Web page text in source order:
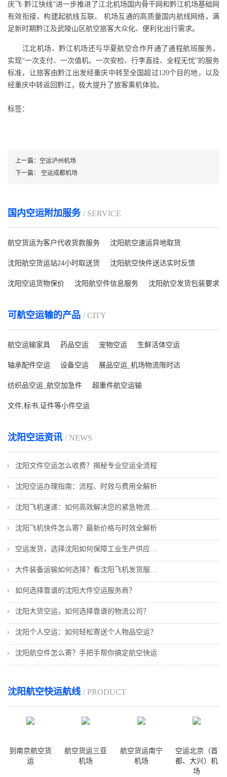
庆飞·黔江快线”进一步推进了江北机场国内骨干网和黔江机场基础网
有效衔接，构建起航线互联、 机场互通的高质量国内航线网络，满
足新时期黔江及武陵山区航空旅客大众化、便利化出行需求。
江北机场、黔江机场还与华夏航空合作开通了通程航班服务，
实现“一次支付、一次值机、一次安检、行李直挂、全程无忧”的服务
标准，让旅客由黔江出发经重庆中转至全国超过120个目的地，以及
经重庆中转返回黔江，极大提升了旅客乘机体验。
标签：
上一篇： 空运泸州机场
下一篇：
空运成都机场
国内空运附加服务 / SERVICE
航空货运为客户代收货款服务 沈阳航空速运异地取货
沈阳航空货运站24小时取送货 沈阳航空快件送达实时反馈
沈阳空运货物保价 沈阳航空件信息服务 沈阳航空发货包装要求
可航空运输的产品 / CITY
航空运输家具 药品空运 宠物空运 生鲜活体空运
轴承配件空运 设备空运 展品空运_机场物流限时达
纺织品空运_航空加急件 超重件航空运输
文件,标书,证件等小件空运
沈阳空运资讯 / NEWS
沈阳文件空运怎么收费？揭秘专业空运全流程
沈阳空运办理指南：流程、时效与费用全解析
沈阳飞机速递：如何高效解决您的紧急物流需求
沈阳飞机快件怎么寄？最新价格与时效全解析
空运发货，选择沈阳如何保障工业生产供应链？
大件装备运输如何选择？看沈阳飞机发货服务全解析
如何选择靠谱的沈阳大件空运服务商？
沈阳大货空运，如何选择靠谱的物流公司？
沈阳个人空运：如何轻松寄送个人物品空运？
沈阳航空件怎么寄？手把手帮你搞定航空快运
沈阳航空快运航线 / PRODUCT
到南京航空货
运
航空货运三亚
机场
航空货运南宁
机场
空运北京（首
都、大兴）机
场